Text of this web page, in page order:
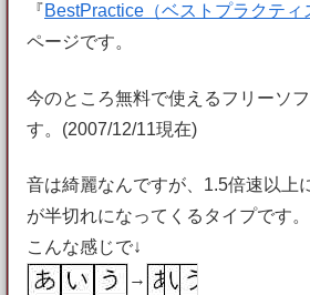
『BestPractice（ベストプラクティ
ページです。
今のところ無料で使えるフリーソ
す。(2007/12/11現在)
音は綺麗なんですが、1.5倍速以上
が半切れになってくるタイプです。
こんな感じで↓
→